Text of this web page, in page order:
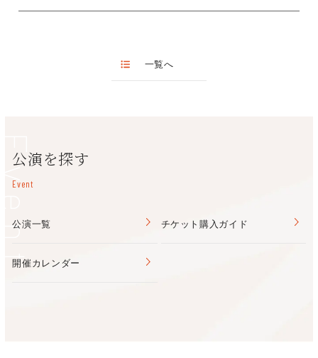
幼少からピアノに触れ、学生時代に軽音楽部に入り、その後もバ
ソロ活動をきっかけにシンガーへ転身、恩師の紹介でゴスペルと
堺市文化振
0570-08-0089(平日10:00~18:00 土日祝10:00
利用いただけません。
一覧へ
公演を探す
Event
公演一覧 チケット購入ガイド
開催カレンダー